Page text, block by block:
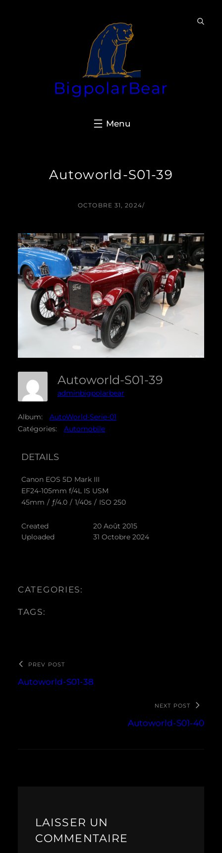
BigpolarBear
Autoworld-S01-39
OCTOBRE 31, 2024/
Autoworld-S01-39
adminbigpolarbear
Album:
AutoWorld-Serie-01
Catégories:
Automobile
DETAILS
Canon EOS 5D Mark III
EF24-105mm f/4L IS USM
45mm / ƒ/4.0 / 1/40s / ISO 250
Created
20 Août 2015
Uploaded
31 Octobre 2024
CATEGORIES:
TAGS:
PREV POST
Autoworld-S01-38
NEXT POST
Autoworld-S01-40
LAISSER UN
COMMENTAIRE